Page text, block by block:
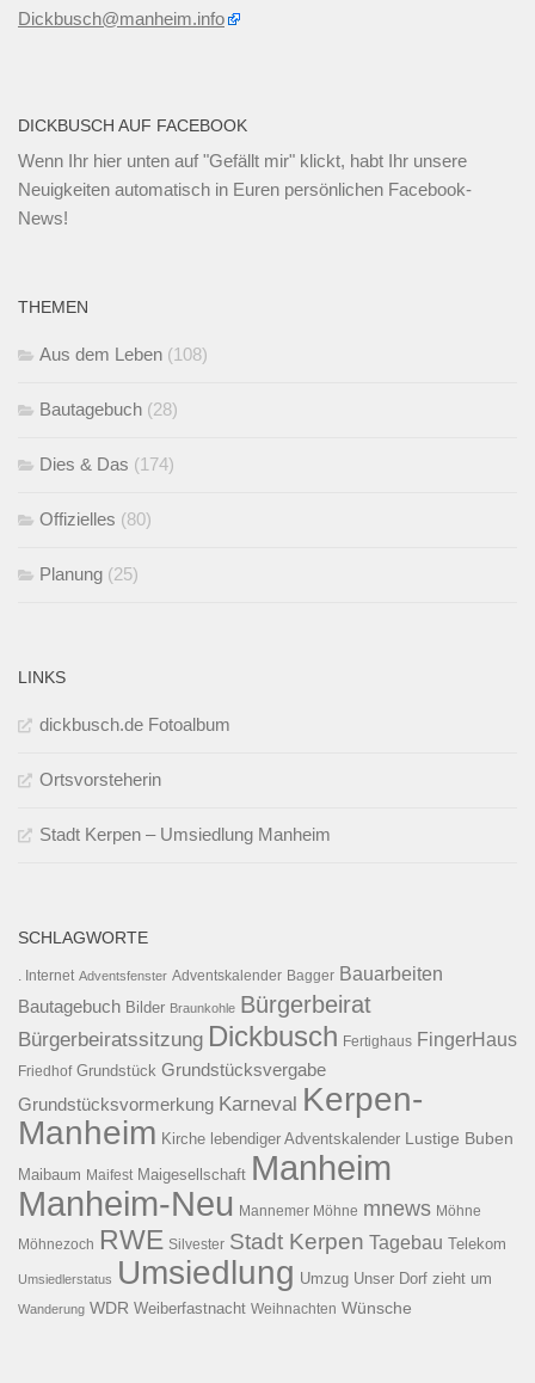
Dickbusch@manheim.info
DICKBUSCH AUF FACEBOOK
Wenn Ihr hier unten auf "Gefällt mir" klickt, habt Ihr unsere
Neuigkeiten automatisch in Euren persönlichen Facebook-
News!
THEMEN
Aus dem Leben (108)
Bautagebuch (28)
Dies & Das (174)
Offizielles (80)
Planung (25)
LINKS
dickbusch.de Fotoalbum
Ortsvorsteherin
Stadt Kerpen – Umsiedlung Manheim
SCHLAGWORTE
. Internet Adventsfenster Adventskalender Bagger Bauarbeiten
Bautagebuch Bilder Braunkohle Bürgerbeirat
Bürgerbeiratssitzung Dickbusch Fertighaus FingerHaus
Friedhof Grundstück Grundstücksvergabe
Grundstücksvormerkung Karneval Kerpen-
Manheim Kirche lebendiger Adventskalender Lustige Buben
Maibaum Maifest Maigesellschaft Manheim
Manheim-Neu Mannemer Möhne mnews Möhne
Möhnezoch RWE Silvester Stadt Kerpen Tagebau Telekom
Umsiedlerstatus Umsiedlung Umzug Unser Dorf zieht um
Wanderung WDR Weiberfastnacht Weihnachten Wünsche